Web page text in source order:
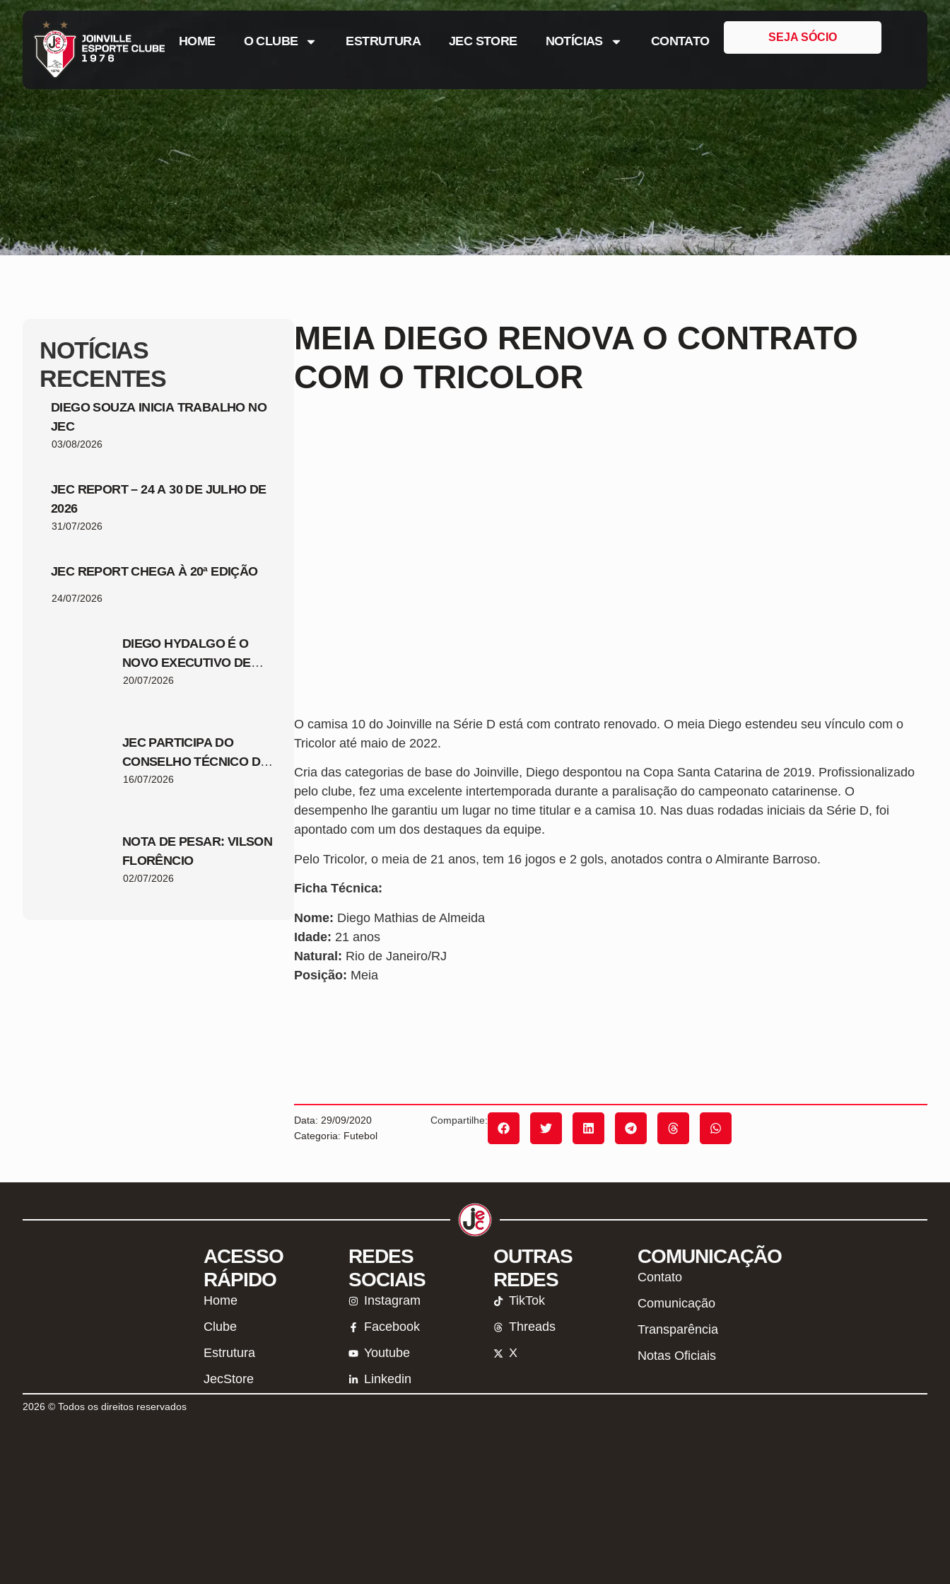
HOME O CLUBE ESTRUTURA JEC STORE NOTÍCIAS CONTATO SEJA SÓCIO
NOTÍCIAS
RECENTES
DIEGO SOUZA INICIA TRABALHO NO
JEC
03/08/2026
JEC REPORT – 24 A 30 DE JULHO DE
2026
31/07/2026
JEC REPORT CHEGA À 20ª EDIÇÃO
24/07/2026
DIEGO HYDALGO É O
NOVO EXECUTIVO DE
FUTEBOL DO JEC
20/07/2026
JEC PARTICIPA DO
CONSELHO TÉCNICO DA
COPA SANTA CATARINA
16/07/2026
NOTA DE PESAR: VILSON
FLORÊNCIO
02/07/2026
MEIA DIEGO RENOVA O CONTRATO
COM O TRICOLOR
O camisa 10 do Joinville na Série D está com contrato renovado. O meia Diego estendeu seu vínculo com o
Tricolor até maio de 2022.
Cria das categorias de base do Joinville, Diego despontou na Copa Santa Catarina de 2019. Profissionalizado
pelo clube, fez uma excelente intertemporada durante a paralisação do campeonato catarinense. O
desempenho lhe garantiu um lugar no time titular e a camisa 10. Nas duas rodadas iniciais da Série D, foi
apontado com um dos destaques da equipe.
Pelo Tricolor, o meia de 21 anos, tem 16 jogos e 2 gols, anotados contra o Almirante Barroso.
Ficha Técnica:
Nome: Diego Mathias de Almeida
Idade: 21 anos
Natural: Rio de Janeiro/RJ
Posição: Meia
Data: 29/09/2020
Categoria: Futebol
Compartilhe:
ACESSO
RÁPIDO
Home
Clube
Estrutura
JecStore
REDES
SOCIAIS
Instagram
Facebook
Youtube
Linkedin
OUTRAS
REDES
TikTok
Threads
X
COMUNICAÇÃO
Contato
Comunicação
Transparência
Notas Oficiais
2026 © Todos os direitos reservados